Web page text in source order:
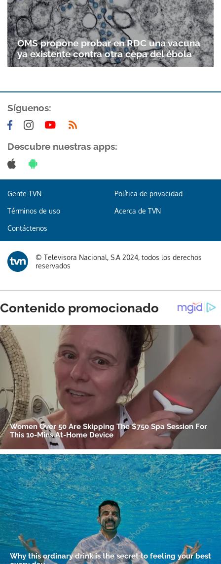
Gracias por suscribirte a nuestro boletín.
ACEPTAR
OMS propone probar en RDC una vacuna
ya existente contra otra cepa del ébola
Síguenos:
Descubre nuestras apps:
Gente TVN Política de privacidad
Términos de uso Acerca de TVN
Contáctenos
© Televisora Nacional, S.A 2024, todos los derechos
reservados